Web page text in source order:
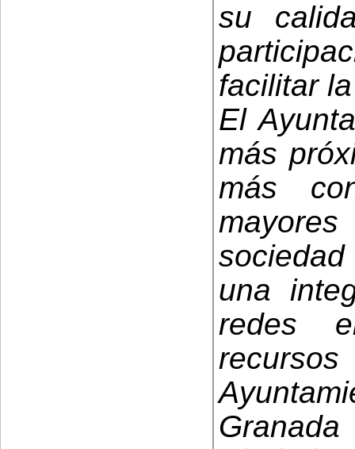
su
facilitar
El
más
más
una
redes